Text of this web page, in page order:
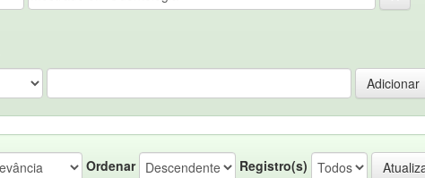
Ordenar Registro(s)